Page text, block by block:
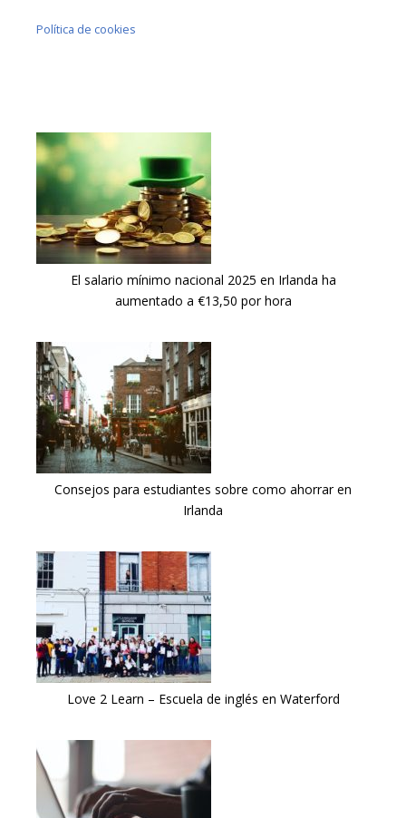
Política de cookies
El salario mínimo nacional 2025 en Irlanda ha
aumentado a €13,50 por hora
Consejos para estudiantes sobre como ahorrar en
Irlanda
Love 2 Learn – Escuela de inglés en Waterford